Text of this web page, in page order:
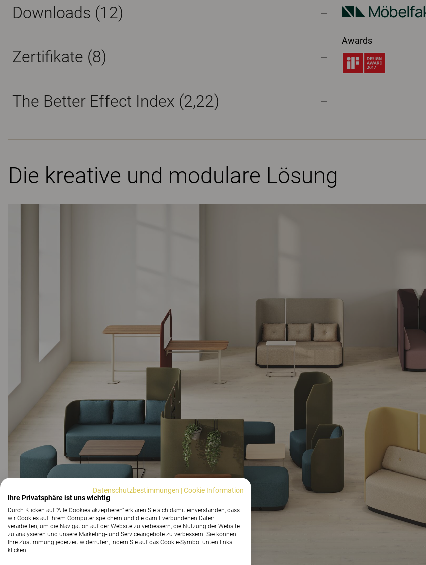
Awards
Downloads (12)
Zertifikate (8)
The Better Effect Index (2,22)
Die kreative und modulare Lösung
Datenschutzbestimmungen |Cookie Information
Ihre Privatsphäre ist uns wichtig
Durch Klicken auf "Alle Cookies akzeptieren" erklären Sie sich damit einverstanden, dass
wir Cookies auf Ihrem Computer speichern und die damit verbundenen Daten
verarbeiten, um die Navigation auf der Website zu verbessern, die Nutzung der Website
zu analysieren und unsere Marketing- und Serviceangebote zu verbessern. Sie können
Ihre Zustimmung jederzeit widerrufen, indem Sie auf das Cookie-Symbol unten links
klicken.